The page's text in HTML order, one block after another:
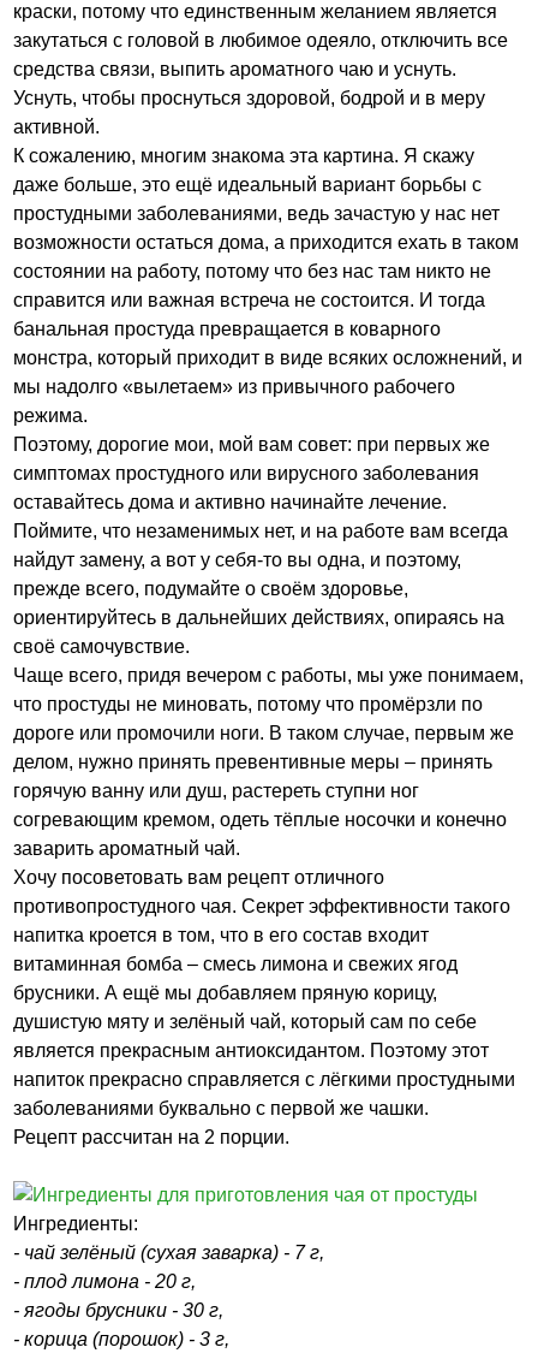
краски, потому что единственным желанием является
закутаться с головой в любимое одеяло, отключить все
средства связи, выпить ароматного чаю и уснуть.
Уснуть, чтобы проснуться здоровой, бодрой и в меру
активной.
К сожалению, многим знакома эта картина. Я скажу
даже больше, это ещё идеальный вариант борьбы с
простудными заболеваниями, ведь зачастую у нас нет
возможности остаться дома, а приходится ехать в таком
состоянии на работу, потому что без нас там никто не
справится или важная встреча не состоится. И тогда
банальная простуда превращается в коварного
монстра, который приходит в виде всяких осложнений, и
мы надолго «вылетаем» из привычного рабочего
режима.
Поэтому, дорогие мои, мой вам совет: при первых же
симптомах простудного или вирусного заболевания
оставайтесь дома и активно начинайте лечение.
Поймите, что незаменимых нет, и на работе вам всегда
найдут замену, а вот у себя-то вы одна, и поэтому,
прежде всего, подумайте о своём здоровье,
ориентируйтесь в дальнейших действиях, опираясь на
своё самочувствие.
Чаще всего, придя вечером с работы, мы уже понимаем,
что простуды не миновать, потому что промёрзли по
дороге или промочили ноги. В таком случае, первым же
делом, нужно принять превентивные меры – принять
горячую ванну или душ, растереть ступни ног
согревающим кремом, одеть тёплые носочки и конечно
заварить ароматный чай.
Хочу посоветовать вам рецепт отличного
противопростудного чая. Секрет эффективности такого
напитка кроется в том, что в его состав входит
витаминная бомба – смесь лимона и свежих ягод
брусники. А ещё мы добавляем пряную корицу,
душистую мяту и зелёный чай, который сам по себе
является прекрасным антиоксидантом. Поэтому этот
напиток прекрасно справляется с лёгкими простудными
заболеваниями буквально с первой же чашки.
Рецепт рассчитан на 2 порции.
Ингредиенты:
- чай зелёный (сухая заварка) - 7 г,
- плод лимона - 20 г,
- ягоды брусники - 30 г,
- корица (порошок) - 3 г,